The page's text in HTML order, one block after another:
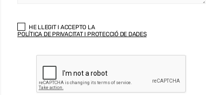
HE LLEGIT I ACCEPTO LA
POLÍTICA DE PRIVACITAT I PROTECCIÓ DE DADES